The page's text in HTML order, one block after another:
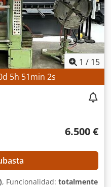
1 / 15
d 5h 51min 0s
6.500 €
, Funcionalidad: totalmente